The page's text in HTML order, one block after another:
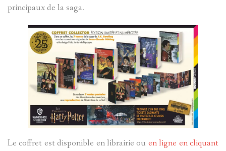
principaux de la saga.
Le coffret est disponible en librairie ou en ligne en cliquant